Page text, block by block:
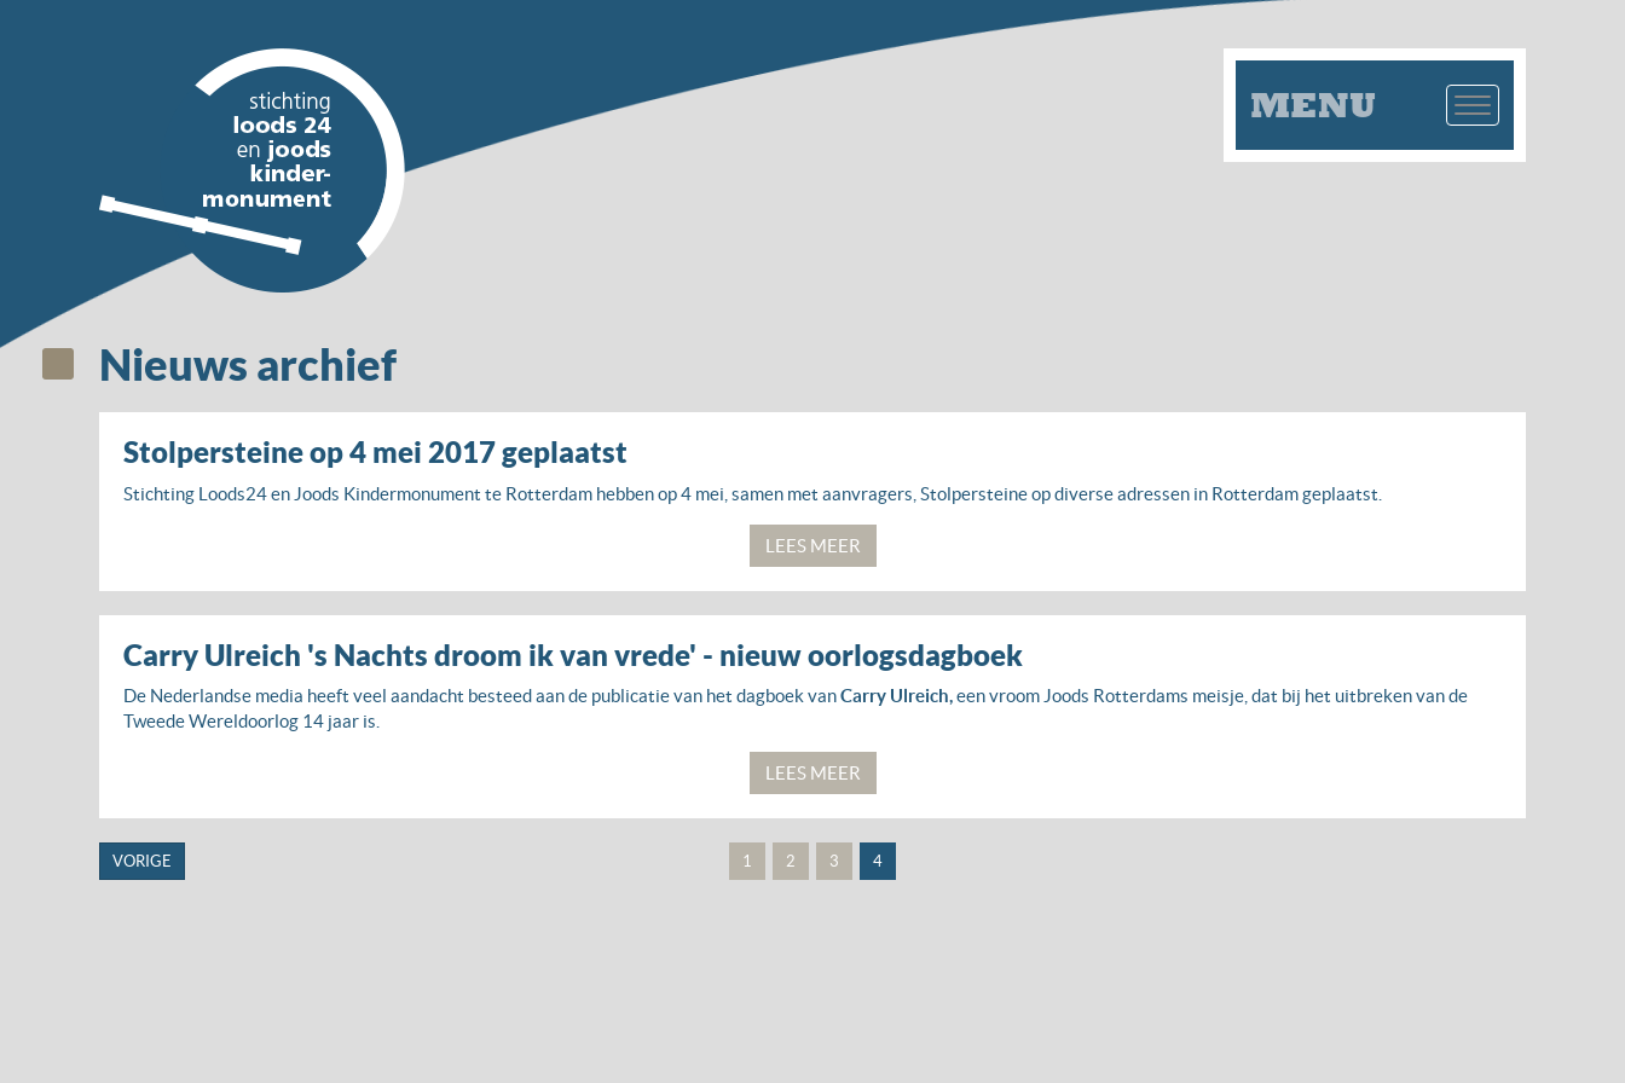
MENU
Nieuws archief
Stolpersteine op 4 mei 2017 geplaatst
Stichting Loods24 en Joods Kindermonument te Rotterdam hebben op 4 mei, samen met aanvragers, Stolpersteine op diverse adressen in Rotterdam geplaatst.
LEES MEER
Carry Ulreich 's Nachts droom ik van vrede' - nieuw oorlogsdagboek
De Nederlandse media heeft veel aandacht besteed aan de publicatie van het dagboek vanCarry Ulreich,een vroom Joods Rotterdams meisje, dat bij het uitbreken van de
Tweede Wereldoorlog 14 jaar is.
LEES MEER
VORIGE 1 2 3 4